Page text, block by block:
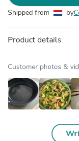
Shipped from by
Product details
Customer photos &